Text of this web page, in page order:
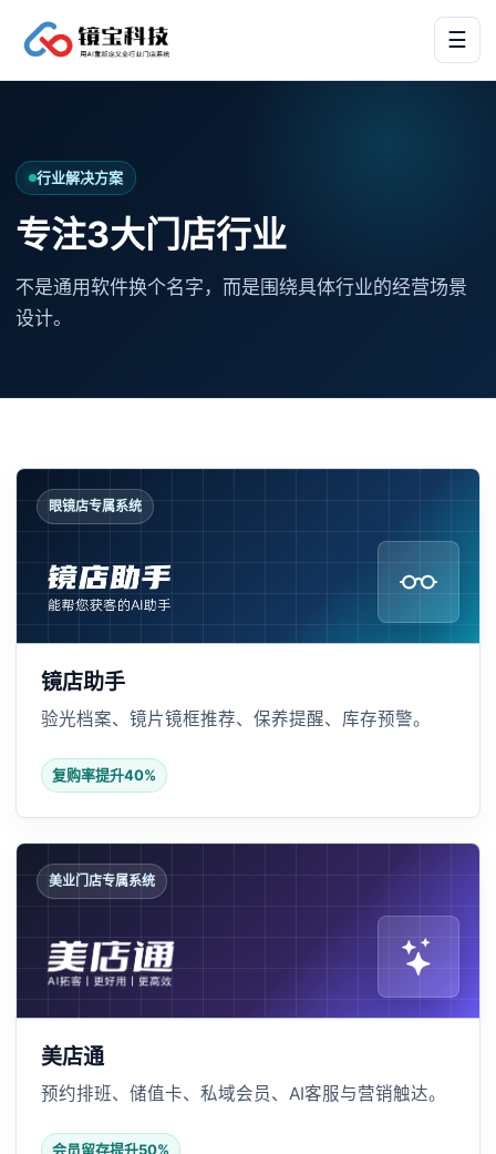
☰
行业解决方案
专注3大门店行业
不是通用软件换个名字，而是围绕具体行业的经营场景
设计。
眼镜店专属系统
镜店助手
验光档案、镜片镜框推荐、保养提醒、库存预警。
复购率提升40%
美业门店专属系统
美店通
预约排班、储值卡、私域会员、AI客服与营销触达。
会员留存提升50%